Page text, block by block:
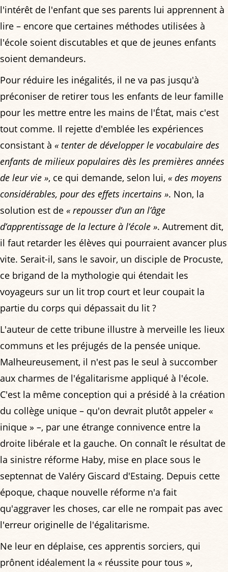
l'intérêt de l'enfant que ses parents lui apprennent à
lire – encore que certaines méthodes utilisées à
l'école soient discutables et que de jeunes enfants
soient demandeurs.
Pour réduire les inégalités, il ne va pas jusqu'à
préconiser de retirer tous les enfants de leur famille
pour les mettre entre les mains de l'État, mais c'est
tout comme. Il rejette d'emblée les expériences
consistant à « tenter de développer le vocabulaire des
enfants de milieux populaires dès les premières années
de leur vie », ce qui demande, selon lui, « des moyens
considérables, pour des effets incertains ». Non, la
solution est de « repousser d’un an l’âge
d’apprentissage de la lecture à l’école ». Autrement dit,
il faut retarder les élèves qui pourraient avancer plus
vite. Serait-il, sans le savoir, un disciple de Procuste,
ce brigand de la mythologie qui étendait les
voyageurs sur un lit trop court et leur coupait la
partie du corps qui dépassait du lit ?
L'auteur de cette tribune illustre à merveille les lieux
communs et les préjugés de la pensée unique.
Malheureusement, il n'est pas le seul à succomber
aux charmes de l'égalitarisme appliqué à l'école.
C'est la même conception qui a présidé à la création
du collège unique – qu'on devrait plutôt appeler «
inique » –, par une étrange connivence entre la
droite libérale et la gauche. On connaît le résultat de
la sinistre réforme Haby, mise en place sous le
septennat de Valéry Giscard d'Estaing. Depuis cette
époque, chaque nouvelle réforme n'a fait
qu'aggraver les choses, car elle ne rompait pas avec
l'erreur originelle de l'égalitarisme.
Ne leur en déplaise, ces apprentis sorciers, qui
prônent idéalement la « réussite pour tous »,